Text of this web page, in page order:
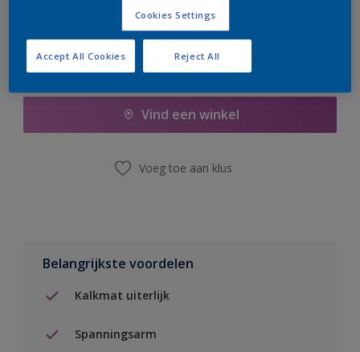
Boodschappenlijst
Vind een winkel
Voeg toe aan klus
Belangrijkste voordelen
Kalkmat uiterlijk
Spanningsarm
Cookies Settings
Reject All
Accept All Cookies